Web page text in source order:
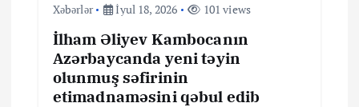
Xəbərlər İyul 18, 2026 101 views
İlham Əliyev Kambocanın
Azərbaycanda yeni təyin
olunmuş səfirinin
etimadnaməsini qəbul edib